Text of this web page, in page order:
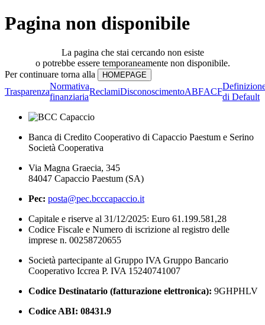
Pagina non disponibile
La pagina che stai cercando non esiste
o potrebbe essere temporaneamente non disponibile.
Per continuare torna alla
Trasparenza
Normativa
finanziaria
ReclamiDisconoscimentoABFACF
di Default
Banca di Credito Cooperativo di Capaccio Paestum e Serino
Società Cooperativa
Via Magna Graecia, 345
84047 Capaccio Paestum (SA)
Pec: posta@pec.bcccapaccio.it
Capitale e riserve al 31/12/2025: Euro 61.199.581,28
Codice Fiscale e Numero di iscrizione al registro delle
imprese n. 00258720655
Società partecipante al Gruppo IVA Gruppo Bancario
Cooperativo Iccrea P. IVA 15240741007
Codice Destinatario (fatturazione elettronica): 9GHPHLV
Codice ABI: 08431.9